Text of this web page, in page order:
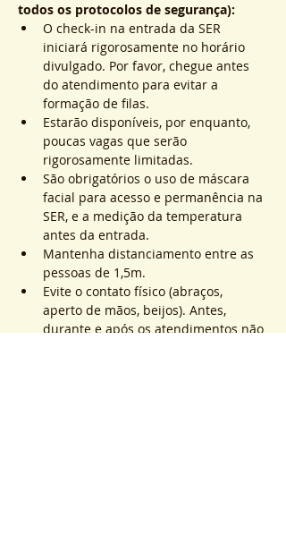
todos os protocolos de segurança):
O check-in na entrada da SER
iniciará rigorosamente no horário
divulgado. Por favor, chegue antes
do atendimento para evitar a
formação de filas.
Estarão disponíveis, por enquanto,
poucas vagas que serão
rigorosamente limitadas.
São obrigatórios o uso de máscara
facial para acesso e permanência na
SER, e a medição da temperatura
antes da entrada.
Mantenha distanciamento entre as
pessoas de 1,5m.
Evite o contato físico (abraços,
aperto de mãos, beijos). Antes,
durante e após os atendimentos não